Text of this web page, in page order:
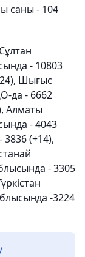
саны - 104
- 10803
Шығыс
да - 6662
Алматы
- 4043
3836 (+14),
- 3305
-3224